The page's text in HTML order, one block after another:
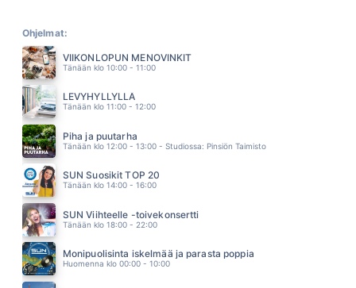
TOMMI LÄNTINEN
HOW WILL I KNOW
WHITNEY HOUSTON
IHMEENI
REINO NORDIN
SOKERIPALA
TONI ROSSI JA SINITAIVAS
RAKASTAN NIIN KAUAN KUIN MÄ VOIN
JUHA TAPIO
SAY YOU SAY ME
LIONEL RICHIE
LÄHETYSSAARNAAJA
DINGO
Ohjelmat:
VIIKONLOPUN MENOVINKIT
Tänään klo 10:00 - 11:00
LEVYHYLLYLLÄ
Tänään klo 11:00 - 12:00
Piha ja puutarha
Tänään klo 12:00 - 13:00 - Studiossa: Pinsiön Taimisto
SUN Suosikit TOP 20
Tänään klo 14:00 - 16:00
SUN Viihteelle -toivekonsertti
Tänään klo 18:00 - 22:00
Monipuolisinta iskelmää ja parasta poppia
Huomenna klo 00:00 - 10:00